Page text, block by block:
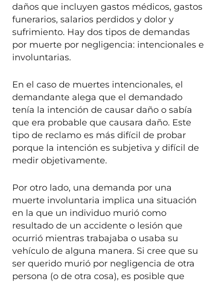
daños que incluyen gastos médicos, gastos
funerarios, salarios perdidos y dolor y
sufrimiento. Hay dos tipos de demandas
por muerte por negligencia: intencionales e
involuntarias.
En el caso de muertes intencionales, el
demandante alega que el demandado
tenía la intención de causar daño o sabía
que era probable que causara daño. Este
tipo de reclamo es más difícil de probar
porque la intención es subjetiva y difícil de
medir objetivamente.
Por otro lado, una demanda por una
muerte involuntaria implica una situación
en la que un individuo murió como
resultado de un accidente o lesión que
ocurrió mientras trabajaba o usaba su
vehículo de alguna manera. Si cree que su
ser querido murió por negligencia de otra
persona (o de otra cosa), es posible que